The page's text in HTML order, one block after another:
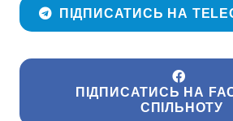
ПІДПИСАТИСЬ НА
ПІДПИСАТИСЬ НА
СПІЛЬНОТУ